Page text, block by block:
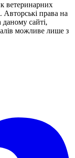
ветеринарних
Авторські права на
сайті,
можливе лише з